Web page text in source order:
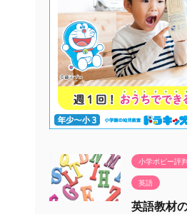
小学ポピー評
英語
英語教材